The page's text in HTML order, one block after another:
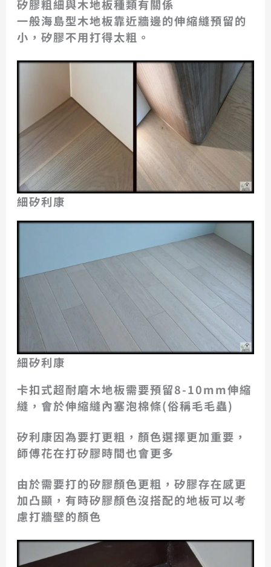
矽膠粗細與木地板種類有關係
一般海島型木地板靠近牆邊的伸縮縫預留的
小，矽膠不用打得太粗。
細矽利康
細矽利康
卡扣式超耐磨木地板需要預留8-10mm伸縮
縫，會於伸縮縫內塞泡棉條(俗稱毛毛蟲)
矽利康因為要打更粗，顏色選擇更加重要，
師傅花在打矽膠時間也會更多
由於需要打的矽膠顏色更粗，矽膠存在感更
加凸顯，有時矽膠顏色沒搭配的地板可以考
慮打牆壁的顏色